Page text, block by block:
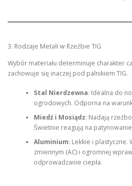
3. Rodzaje Metali w Rzeźbie TIG
Wybór materiału determinuje charakter
zachowuje się inaczej pod palnikiem TIG.
Stal Nierdzewna: Idealna do
ogrodowych. Odporna na
Miedź i Mosiądz: Nadają
Świetnie reagują na
Aluminium: Lekkie i plastyczne.
zmiennym (AC) i ogromnej
odprowadzanie ciepła.